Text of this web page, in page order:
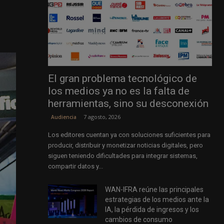
El gran problema tecnológico de
los medios ya no es la falta de
herramientas, sino su desconexión
Audiencia 7 agosto, 2026
Los editores cuentan ya con soluciones suficientes para
producir, distribuir y monetizar noticias digitales, pero
siguen teniendo dificultades para integrar sistemas,
compartir datos y...
WAN-IFRA reúne las principales
estrategias de los medios ante la
IA, la pérdida de ingresos y los
cambios de consumo